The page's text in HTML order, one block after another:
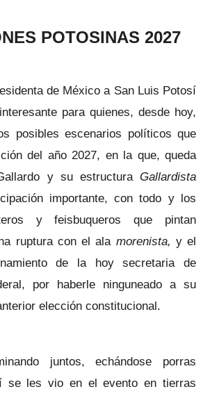
POTOSINAS 2027
de México a San Luis Potosí
para quienes, desde hoy,
posibles escenarios políticos que
del año 2027, en la que, queda
y su estructura Gallardista
importante, con todo y los
y feisbuqueros que pintan
ruptura con el ala morenista, y el
de la hoy secretaria de
por haberle ninguneado a su
elección constitucional.
juntos, echándose porras
se les vio en el evento en tierras